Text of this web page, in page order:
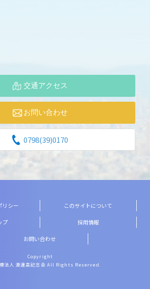
交通アクセス
お問い合わせ
0798(39)0170
リシー このサイトについて
プ 採用情報
お問い合わせ
Copyright
法人 渡邊高記念会 All Rights Reserved.